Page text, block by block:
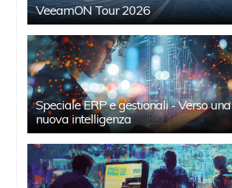
VeeamON Tour 2026
Speciale ERP e gestionali - Verso una
nuova intelligenza